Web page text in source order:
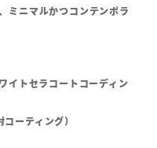
ミニマルかつコンテンポラ
イトセラコートコーディン
ーティング）